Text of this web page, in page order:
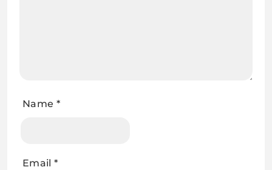
Name *
Email *